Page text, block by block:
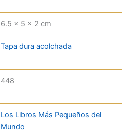
6.5 × 5 × 2 cm
Tapa dura acolchada
448
Los Libros Más Pequeños del
Mundo